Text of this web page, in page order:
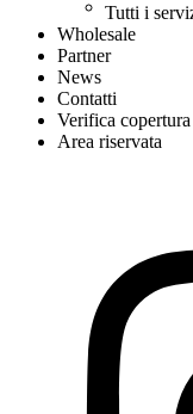
Tutti i
Wholesale
Partner
News
Contatti
Verifica copertura
Area riservata